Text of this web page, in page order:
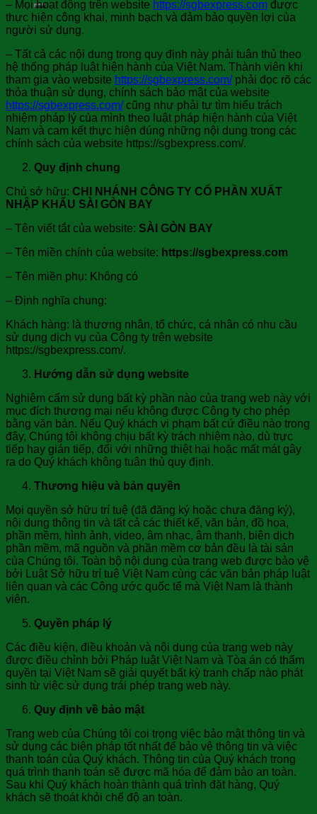
– Mọi hoạt động trên website https://sgbexpress.com được
thực hiện công khai, minh bạch và đảm bảo quyền lợi của
người sử dụng.
– Tất cả các nội dung trong quy định này phải tuân thủ theo
hệ thống pháp luật hiện hành của Việt Nam. Thành viên khi
tham gia vào website https://sgbexpress.com/phải đọc rõ các
thỏa thuận sử dụng, chính sách bảo mật của website
https://sgbexpress.com/cũng như phải tự tìm hiểu trách
nhiệm pháp lý của mình theo luật pháp hiện hành của Việt
Nam và cam kết thực hiện đúng những nội dung trong các
chính sách của website https://sgbexpress.com/.
Quy định chung
Chủ sở hữu: CHI NHÁNH CÔNG TY CỔ PHẦN XUẤT
NHẬP KHẨU SÀI GÒN BAY
– Tên viết tắt của website: SÀI GÒN BAY
– Tên miền chính của website: https://sgbexpress.com
– Tên miền phụ: Không có
– Định nghĩa chung:
Khách hàng: là thương nhân, tổ chức, cá nhân có nhu cầu
sử dụng dịch vụ của Công ty trên website
https://sgbexpress.com/.
Hướng dẫn sử dụng website
Nghiêm cấm sử dụng bất kỳ phần nào của trang web này với
mục đích thương mại nếu không được Công ty cho phép
bằng văn bản. Nếu Quý khách vi phạm bất cứ điều nào trong
đây, Chúng tôi không chịu bất kỳ trách nhiệm nào, dù trực
tiếp hay gián tiếp, đối với những thiệt hại hoặc mất mát gây
ra do Quý khách không tuân thủ quy định.
Thương hiệu và bản quyền
Mọi quyền sở hữu trí tuệ (đã đăng ký hoặc chưa đăng ký),
nội dung thông tin và tất cả các thiết kế, văn bản, đồ họa,
phần mềm, hình ảnh, video, âm nhạc, âm thanh, biên dịch
phần mềm, mã nguồn và phần mềm cơ bản đều là tài sản
của Chúng tôi. Toàn bộ nội dung của trang web được bảo vệ
bởi Luật Sở hữu trí tuệ Việt Nam cùng các văn bản pháp luật
liên quan và các Công ước quốc tế mà Việt Nam là thành
viên.
Quyền pháp lý
Các điều kiện, điều khoản và nội dung của trang web này
được điều chỉnh bởi Pháp luật Việt Nam và Tòa án có thẩm
quyền tại Việt Nam sẽ giải quyết bất kỳ tranh chấp nào phát
sinh từ việc sử dụng trái phép trang web này.
Quy định về bảo mật
Trang web của Chúng tôi coi trọng việc bảo mật thông tin và
sử dụng các biện pháp tốt nhất để bảo vệ thông tin và việc
thanh toán của Quý khách. Thông tin của Quý khách trong
quá trình thanh toán sẽ được mã hóa để đảm bảo an toàn.
Sau khi Quý khách hoàn thành quá trình đặt hàng, Quý
khách sẽ thoát khỏi chế độ an toàn.